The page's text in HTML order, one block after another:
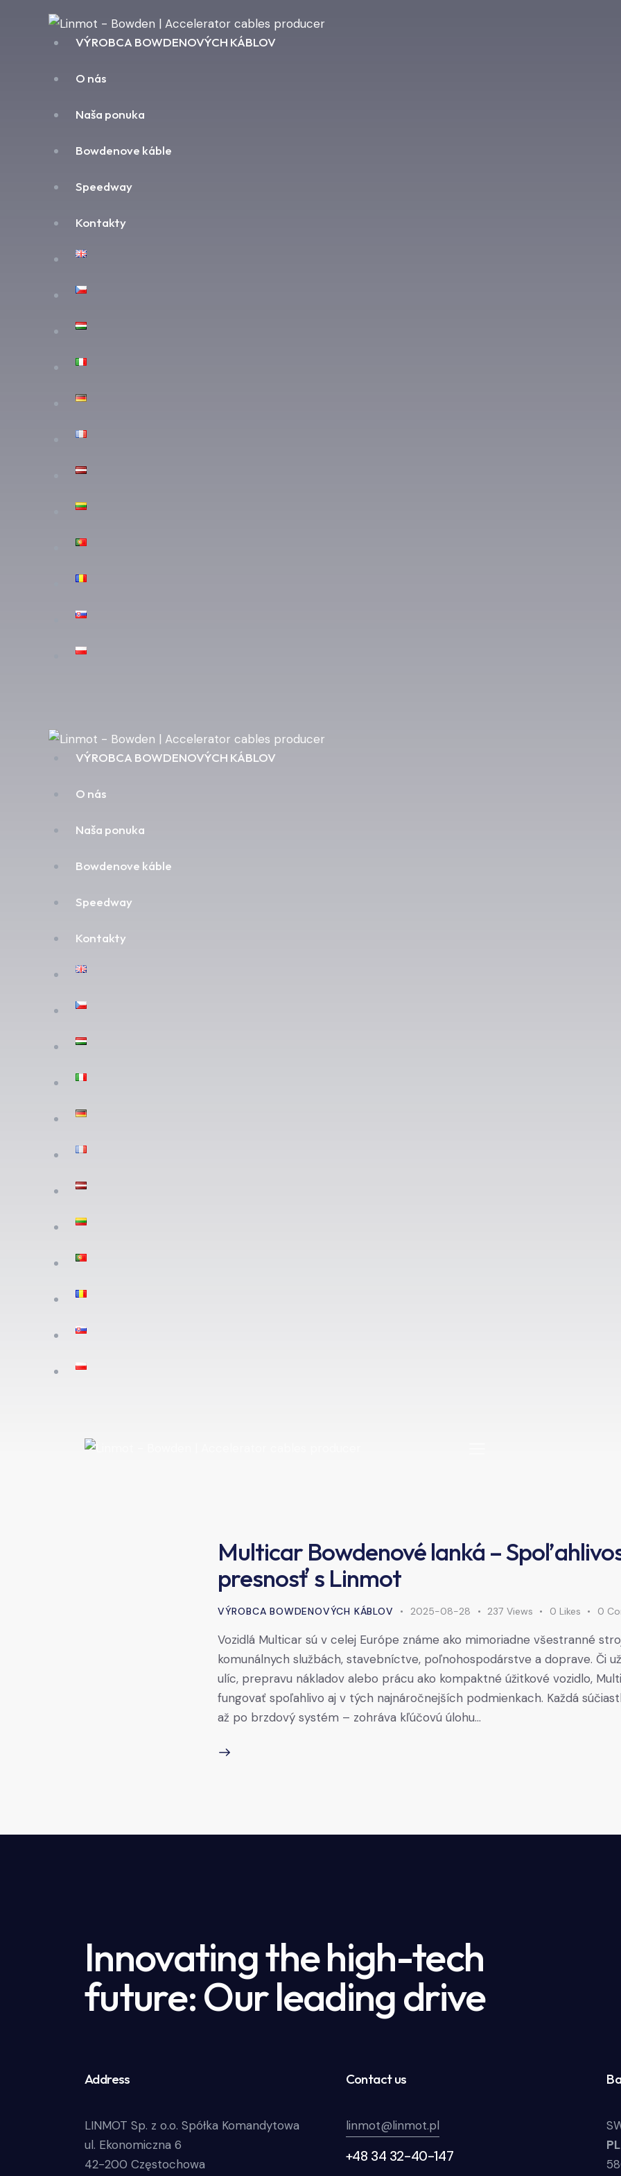
VÝROBCA BOWDENOVÝCH KÁBLOV
O nás
Naša ponuka
Bowdenove káble
Speedway
Kontakty
VÝROBCA BOWDENOVÝCH KÁBLOV
O nás
Naša ponuka
Bowdenove káble
Speedway
Kontakty
Multicar Bowdenové lanká –
presnosť s Linmot
VÝROBCA BOWDENOVÝCH KÁBLOV 2025-08-28 237 Views 0 Likes 0
Vozidlá Multicar sú v celej Európe známe ako mimoriadne všestranné
komunálnych službách, stavebníctve, poľnohospodárstve a doprave. Či
ulíc, prepravu nákladov alebo prácu ako kompaktné úžitkové vozidlo,
fungovať spoľahlivo aj v tých najnáročnejších podmienkach. Každá
až po brzdový systém – zohráva kľúčovú úlohu…
Innovating the high-tech
future: Our leading drive
Address
LINMOT Sp. z o.o. Spółka Komandytowa
ul. Ekonomiczna 6
42-200 Częstochowa
Contact us
linmot@linmot.pl
+48 34 32-40-147